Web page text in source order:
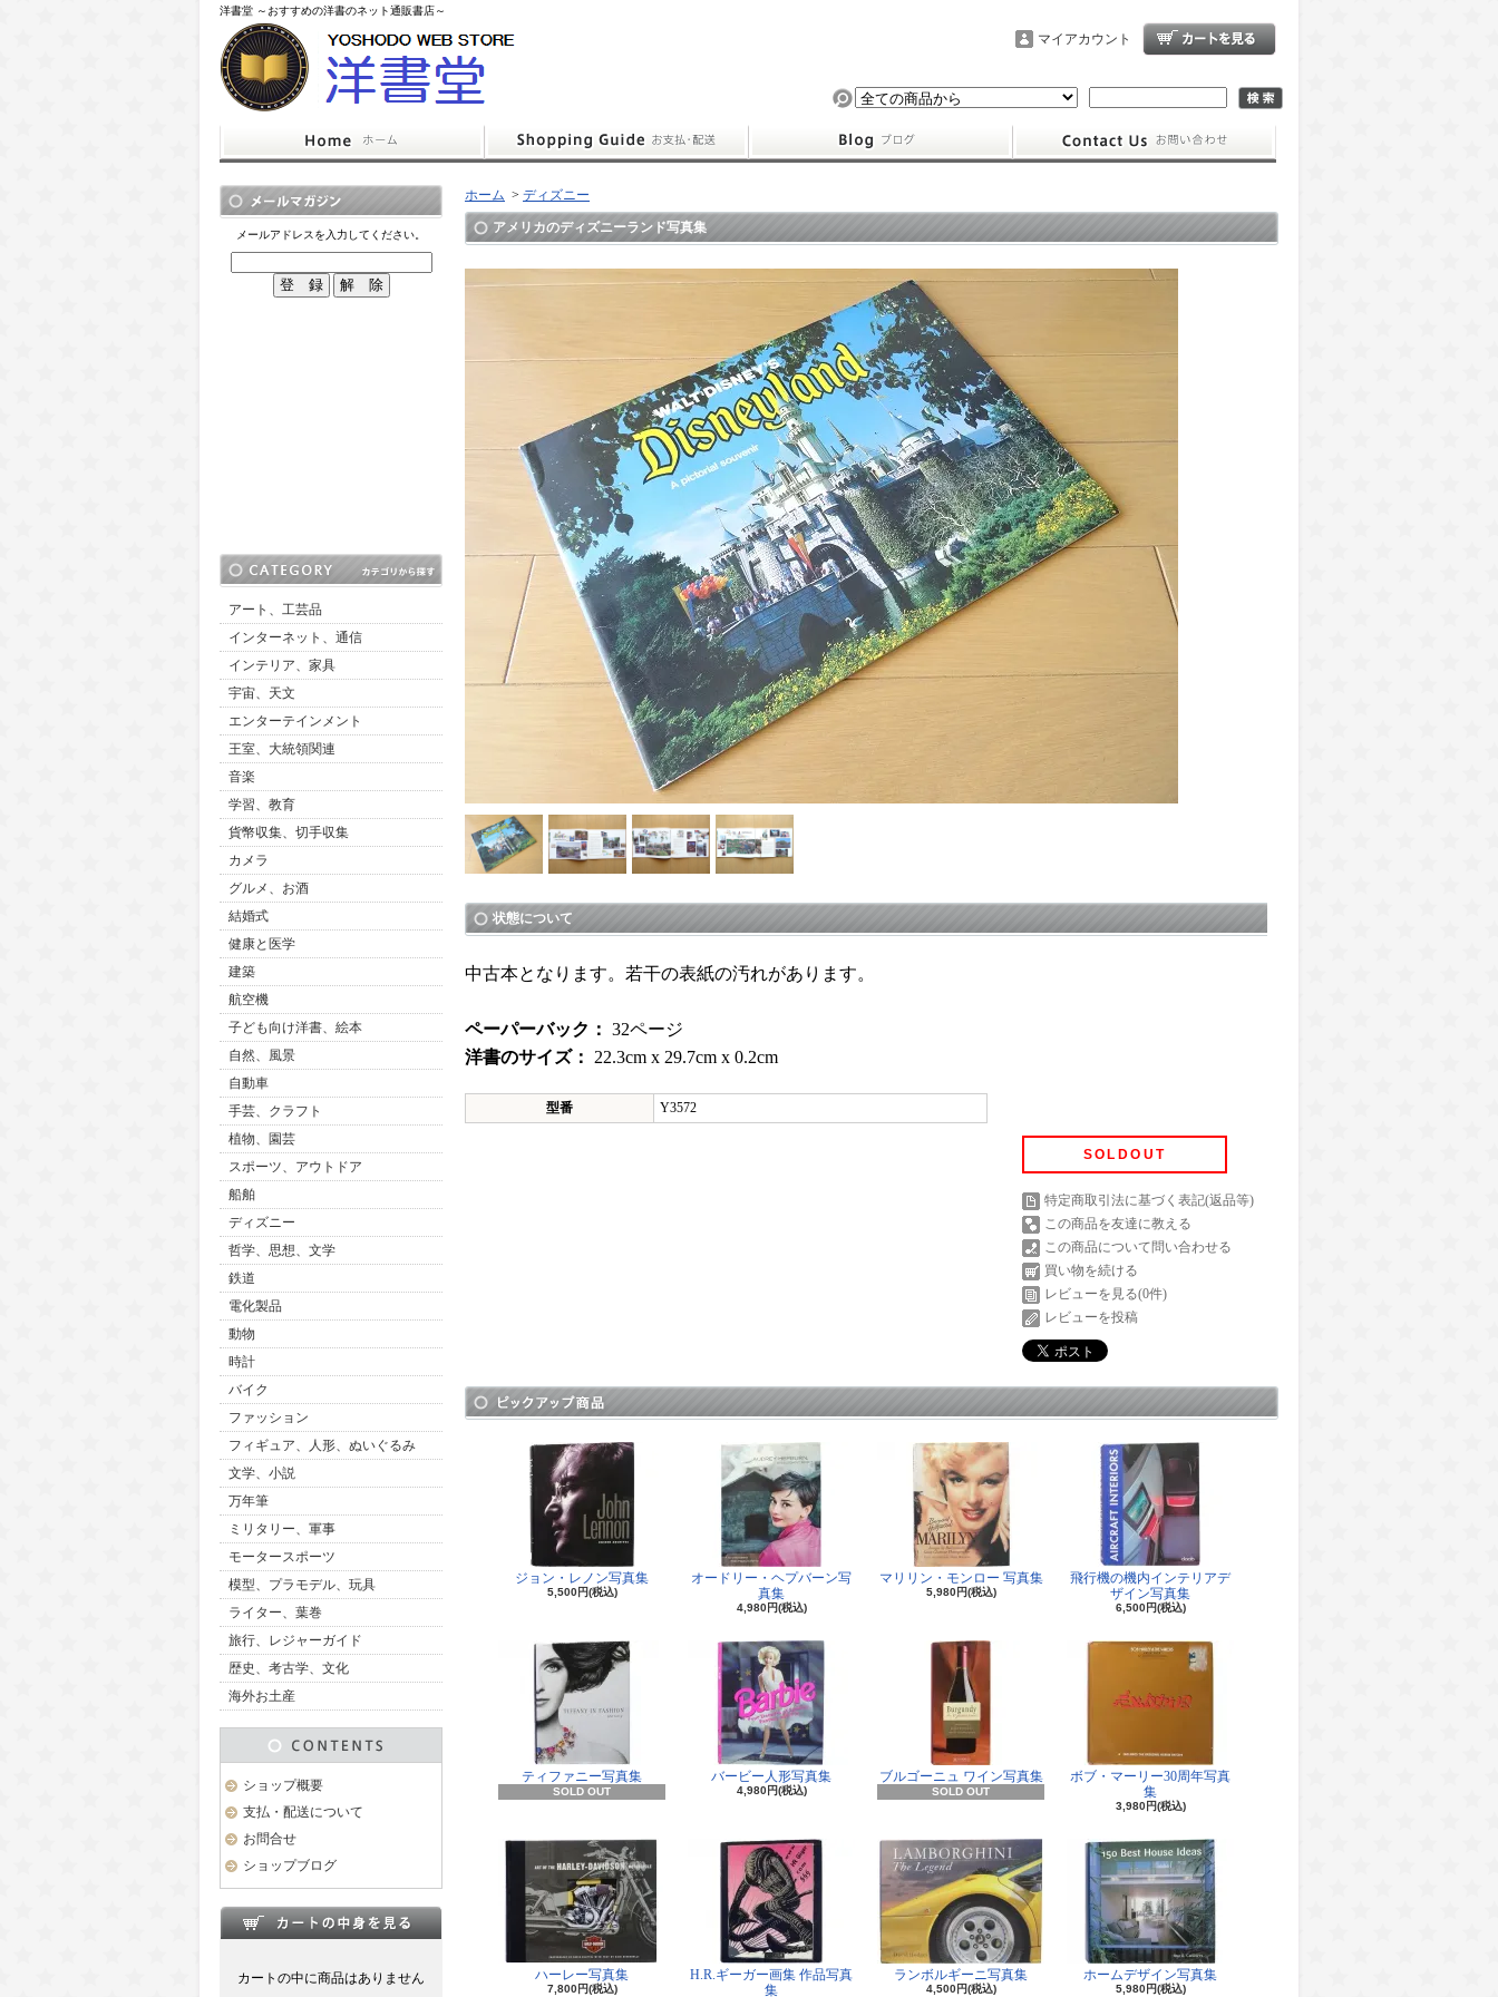
洋書堂 ～おすすめの洋書のネット通販書店～
マイアカウント
メールアドレスを入力してください。
アート、工芸品
インターネット、通信
インテリア、家具
宇宙、天文
エンターテインメント
王室、大統領関連
音楽
学習、教育
貨幣収集、切手収集
カメラ
グルメ、お酒
結婚式
健康と医学
建築
航空機
子ども向け洋書、絵本
自然、風景
自動車
手芸、クラフト
植物、園芸
スポーツ、アウトドア
船舶
ディズニー
哲学、思想、文学
鉄道
電化製品
動物
時計
バイク
ファッション
フィギュア、人形、ぬいぐるみ
文学、小説
万年筆
ミリタリー、軍事
モータースポーツ
模型、プラモデル、玩具
ライター、葉巻
旅行、レジャーガイド
歴史、考古学、文化
海外お土産
ショップ概要
支払・配送について
お問合せ
ショップブログ
カートの中に商品はありません
ホーム > ディズニー
アメリカのディズニーランド写真集
状態について
中古本となります。若干の表紙の汚れがあります。
ペーパーバック： 32ページ
洋書のサイズ：
22.3cm x 29.7cm x 0.2cm
型番 Y3572
SOLDOUT
特定商取引法に基づく表記(返品等)
この商品を友達に教える
この商品について問い合わせる
買い物を続ける
レビューを見る(0件)
レビューを投稿
ジョン・レノン写真集
5,500円(税込)
オードリー・ヘプバーン写
真集
4,980円(税込)
マリリン・モンロー 写真集
5,980円(税込)
飛行機の機内インテリアデ
ザイン写真集
6,500円(税込)
ティファニー写真集
SOLD OUT
バービー人形写真集
4,980円(税込)
ブルゴーニュ ワイン写真集
SOLD OUT
ボブ・マーリー30周年写真
集
3,980円(税込)
ハーレー写真集
7,800円(税込)
H.R.ギーガー画集 作品写真
集
ランボルギーニ写真集
4,500円(税込)
ホームデザイン写真集
5,980円(税込)